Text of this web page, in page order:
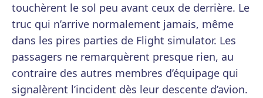
touchèrent le sol peu avant ceux de derrière. Le
truc qui n’arrive normalement jamais, même
dans les pires parties de Flight simulator. Les
passagers ne remarquèrent presque rien, au
contraire des autres membres d’équipage qui
signalèrent l’incident dès leur descente d’avion.